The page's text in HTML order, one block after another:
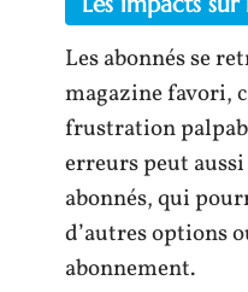
Les abonnés se
magazine favori,
frustration
erreurs peut
abonnés, qui
d’autres options
abonnement.